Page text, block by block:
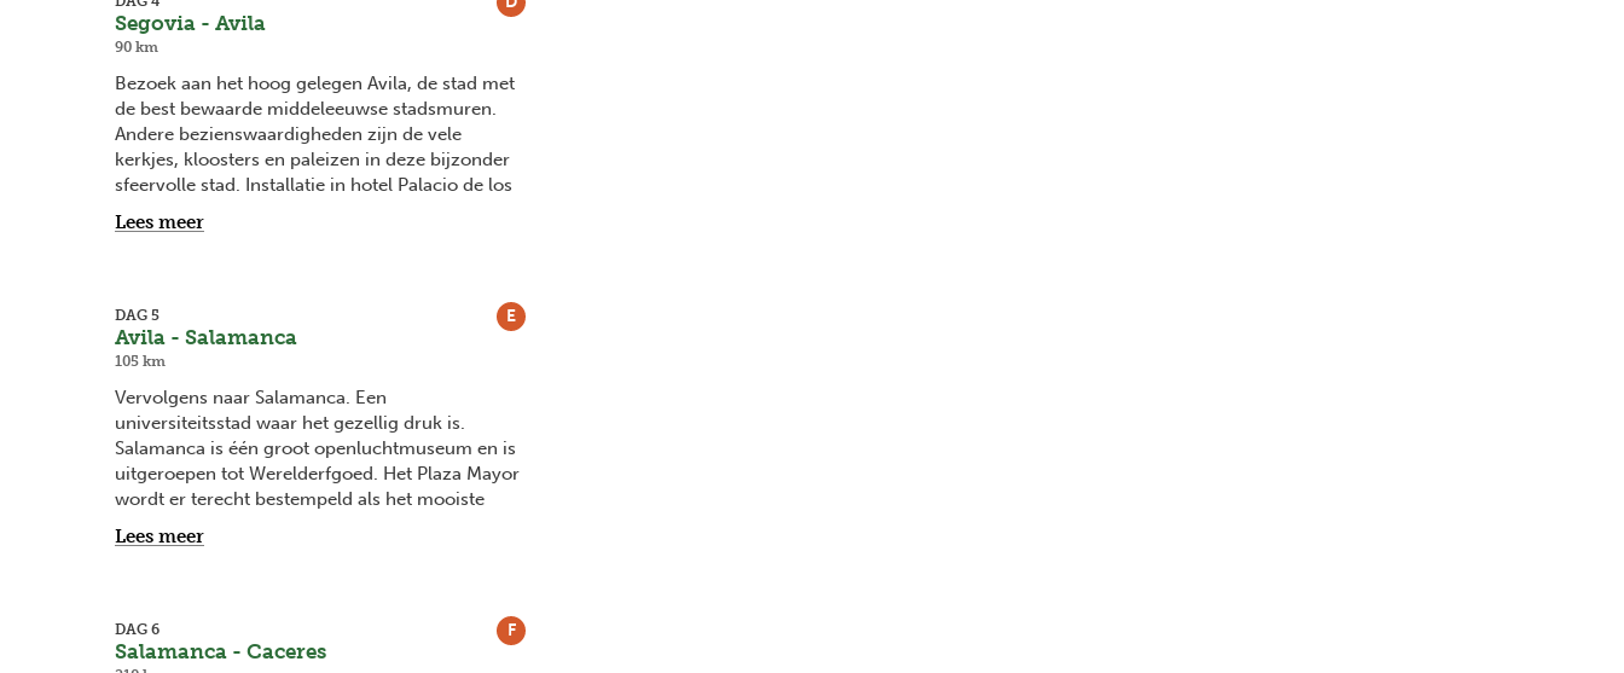
Overnachting in hotel Eurostars Plaza
Acueducto****.
Segovia - Avila
90 km
Bezoek aan het hoog gelegen Avila, de stad met
de best bewaarde middeleeuwse stadsmuren.
Andere bezienswaardigheden zijn de vele
kerkjes, kloosters en paleizen in deze bijzonder
sfeervolle stad. Installatie in hotel Palacio de los
Velada****.
Lees meer
E
DAG 5
Avila - Salamanca
105 km
Vervolgens naar Salamanca. Een
universiteitsstad waar het gezellig druk is.
Salamanca is één groot openluchtmuseum en is
uitgeroepen tot Werelderfgoed. Het Plaza Mayor
wordt er terecht bestempeld als het mooiste
plein van Spanje. Ook de kathedraal, groots en
monumentaal is een ware publiekstrekker.
Esteban*****.
Lees meer
F
DAG 6
Salamanca - Caceres